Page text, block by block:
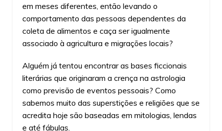
em meses diferentes, então levando o
comportamento das pessoas dependentes da
coleta de alimentos e caça ser igualmente
associado à agricultura e migrações locais?
Alguém já tentou encontrar as bases ficcionais
literárias que originaram a crença na astrologia
como previsão de eventos pessoais? Como
sabemos muito das superstições e religiões que se
acredita hoje são baseadas em mitologias, lendas
e até fábulas.